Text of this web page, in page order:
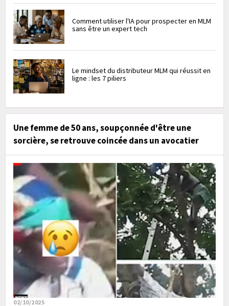
Comment utiliser l'IA pour prospecter en MLM
sans être un expert tech
Le mindset du distributeur MLM qui réussit en
ligne : les 7 piliers
Une femme de 50 ans, soupçonnée d'être une
sorcière, se retrouve coincée dans un avocatier
02/10/2025